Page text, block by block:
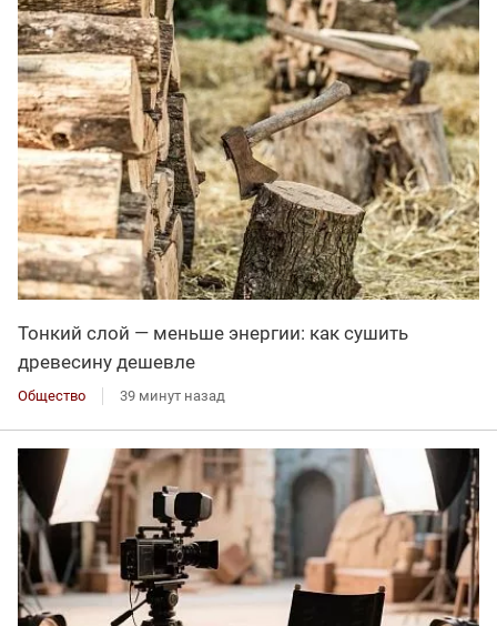
Тонкий слой — меньше энергии: как сушить
древесину дешевле
Общество 39 минут назад